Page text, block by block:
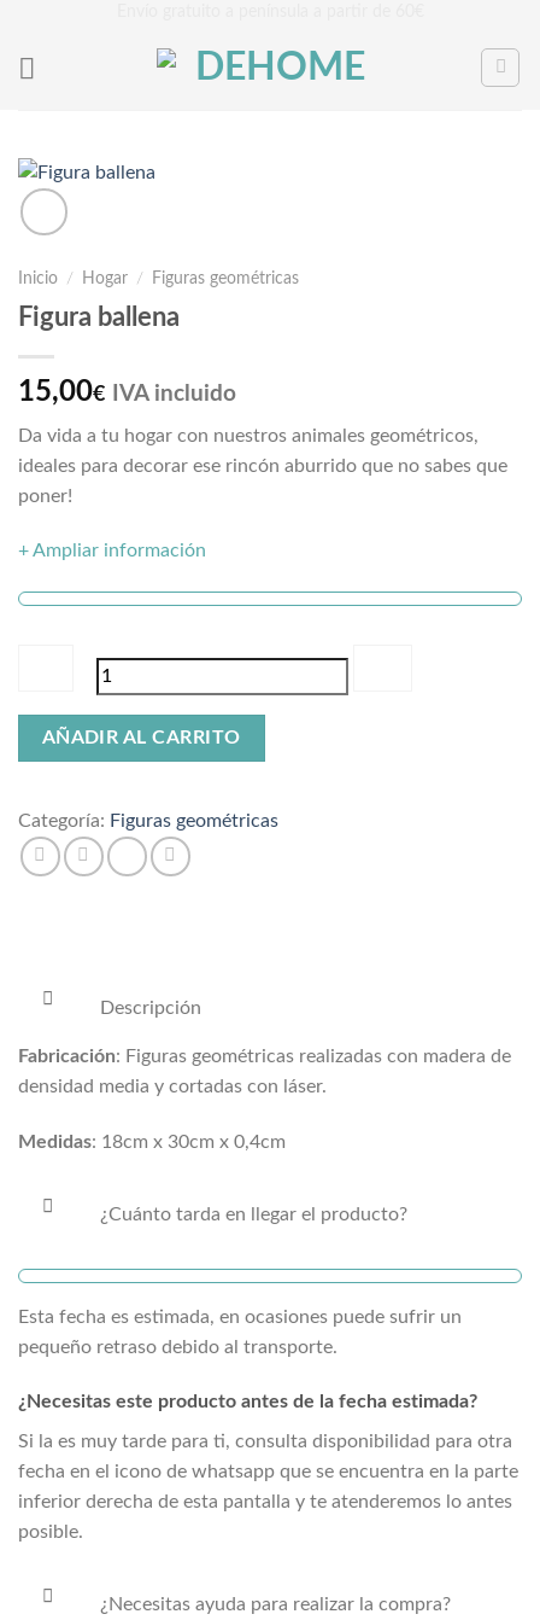
contenido
Inicio / Hogar / Figuras geométricas
Figura ballena
15,00€ IVA incluido
Da vida a tu hogar con nuestros animales geométricos,
ideales para decorar ese rincón aburrido que no sabes que
poner!
+ Ampliar información
Figura
AÑADIR AL CARRITO
Categoría: Figuras geométricas
Descripción
Fabricación: Figuras geométricas realizadas con madera de
densidad media y cortadas con láser.
Medidas: 18cm x 30cm x 0,4cm
¿Cuánto tarda en llegar el producto?
Esta fecha es estimada, en ocasiones puede sufrir un
pequeño retraso debido al transporte.
¿Necesitas este producto antes de la fecha estimada?
Si la es muy tarde para ti, consulta disponibilidad para otra
fecha en el icono de whatsapp que se encuentra en la parte
inferior derecha de esta pantalla y te atenderemos lo antes
posible.
¿Necesitas ayuda para realizar la compra?